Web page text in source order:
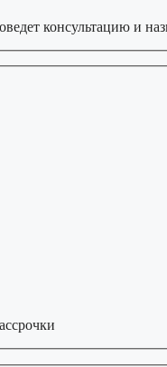
консультацию и